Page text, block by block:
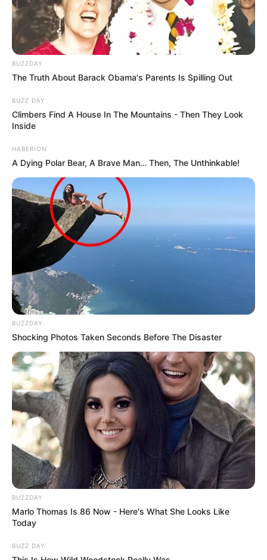
BUZZDAY
The Truth About Barack Obama's Parents Is Spilling Out
BUZZ DAY
Climbers Find A House In The Mountains - Then They Look
Inside
HABERION
A Dying Polar Bear, A Brave Man… Then, The Unthinkable!
BUZZDAY
Shocking Photos Taken Seconds Before The Disaster
BUZZDAY
Marlo Thomas Is 86 Now - Here's What She Looks Like
Today
BUZZ DAY